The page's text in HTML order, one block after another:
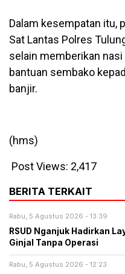
Dalam kesempatan itu,
Sat Lantas Polres
selain memberikan
bantuan sembako
banjir.
(hms)
Post Views: 2,417
BERITA TERKAIT
Rabu, 5 Agustus 2026 - 13:39
RSUD Nganjuk Hadirkan
Ginjal Tanpa Operasi
Rabu, 5 Agustus 2026 - 12:23